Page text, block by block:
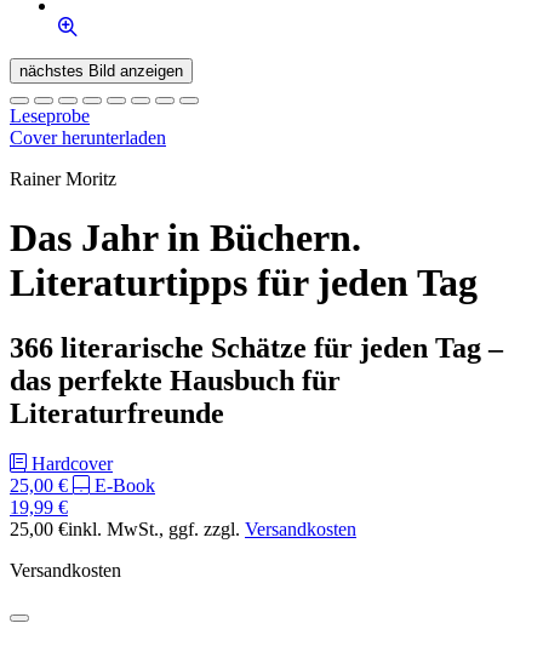
nächstes Bild anzeigen
Leseprobe
Cover herunterladen
Rainer Moritz
Das Jahr in Büchern.
Literaturtipps für jeden Tag
366 literarische Schätze für jeden Tag –
das perfekte Hausbuch für
Literaturfreunde
Hardcover
25,00 €
E-Book
19,99 €
25,00 €inkl. MwSt., ggf. zzgl. Versandkosten
Versandkosten